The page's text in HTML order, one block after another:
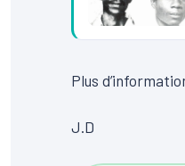
Plus
J.D